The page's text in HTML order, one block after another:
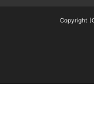
Copyright